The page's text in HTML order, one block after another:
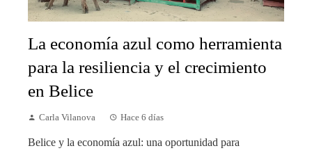
La economía azul como herramienta
para la resiliencia y el crecimiento
en Belice
Carla Vilanova Hace 6 días
Belice y la economía azul: una oportunidad para